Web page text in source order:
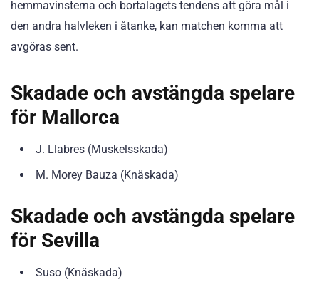
hemmavinsterna och bortalagets tendens att göra mål i
den andra halvleken i åtanke, kan matchen komma att
avgöras sent.
Skadade och avstängda spelare
för Mallorca
J. Llabres (Muskelsskada)
M. Morey Bauza (Knäskada)
Skadade och avstängda spelare
för Sevilla
Suso (Knäskada)